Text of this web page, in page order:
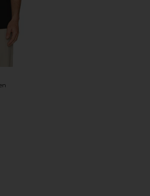
КРОССОВКИ THE ROGER ADVANTAGE